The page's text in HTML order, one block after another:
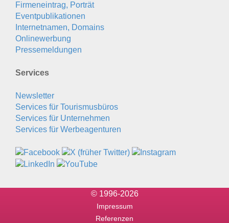
Firmeneintrag, Porträt
Eventpublikationen
Internetnamen, Domains
Onlinewerbung
Pressemeldungen
Services
Newsletter
Services für Tourismusbüros
Services für Unternehmen
Services für Werbeagenturen
© 1996-2026
Impressum
Referenzen